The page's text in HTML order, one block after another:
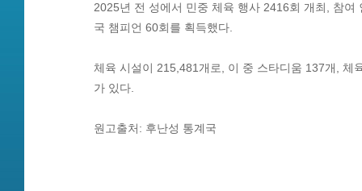
2025년 전 성에서 민중 체육 행사 2416회 개최, 참
국 챔피언 60회를 획득했다.
체육 시설이 215,481개로, 이 중 스타디움 137개,
가 있다.
원고출처: 후난성 통계국